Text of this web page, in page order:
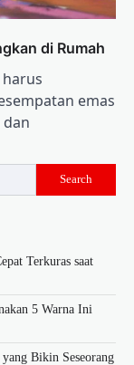
di Rumah
emas
Search
Terkuras saat
5 Warna Ini
Bikin Seseorang